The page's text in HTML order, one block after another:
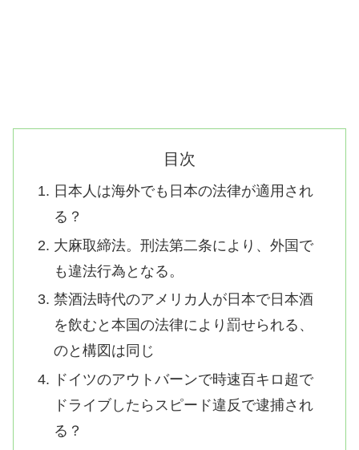
目次
日本人は海外でも日本の法律が適用され
る？
大麻取締法。刑法第二条により、外国で
も違法行為となる。
禁酒法時代のアメリカ人が日本で日本酒
を飲むと本国の法律により罰せられる、
のと構図は同じ
ドイツのアウトバーンで時速百キロ超で
ドライブしたらスピード違反で逮捕され
る？